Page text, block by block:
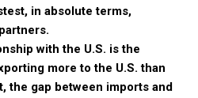
in absolute terms,
with the U.S. is the
more to the U.S. than
the gap between imports and